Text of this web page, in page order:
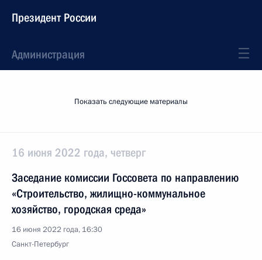
Президент России
Администрация
Показать следующие материалы
16 июня 2022 года, четверг
Заседание комиссии Госсовета по направлению
«Строительство, жилищно-коммунальное
хозяйство, городская среда»
16 июня 2022 года, 16:30
Санкт-Петербург